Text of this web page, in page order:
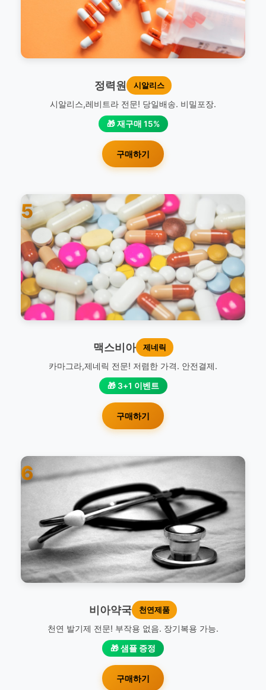
정력원 시알리스
시알리스,레비트라 전문! 당일배송. 비밀포장.
🎁 재구매 15%
구매하기
5
맥스비아 제네릭
카마그라,제네릭 전문! 저렴한 가격. 안전결제.
🎁 3+1 이벤트
구매하기
6
비아약국 천연제품
천연 발기제 전문! 부작용 없음. 장기복용 가능.
🎁 샘플 증정
구매하기